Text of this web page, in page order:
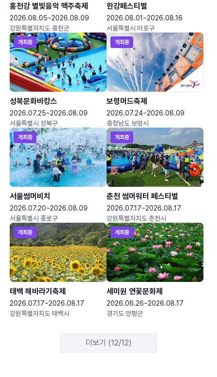
홍천강 별빛음악 맥주축제
2026.08.05~2026.08.09
강원특별자치도 홍천군
한강페스티벌
2026.08.01~2026.08.16
서울특별시 마포구
개최중
성북문화바캉스
2026.07.25~2026.08.09
서울특별시 성북구
개최중
보령머드축제
2026.07.24~2026.08.09
충청남도 보령시
개최중
서울썸머비치
2026.07.20~2026.08.09
서울특별시 종로구
개최중
춘천 썸머워터 페스티벌
2026.07.17~2026.08.17
강원특별자치도 춘천시
개최중
태백 해바라기축제
2026.07.17~2026.08.17
강원특별자치도 태백시
개최중
세미원 연꽃문화제
2026.06.26~2026.08.17
경기도 양평군
더보기 (12/12)